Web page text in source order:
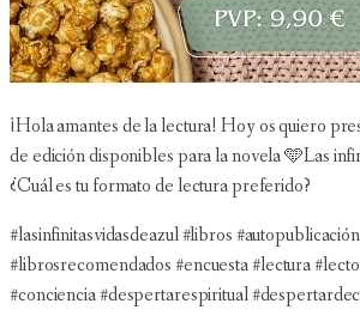
¡Hola amantes de la lectura! Hoy os quiero
de edición disponibles para la novela 🩵Las
¿Cuál es tu formato de lectura preferido?
#lasinfinitasvidasdeazul #libros
#librosrecomendados #encuesta #lectura
#conciencia #despertarespiritual